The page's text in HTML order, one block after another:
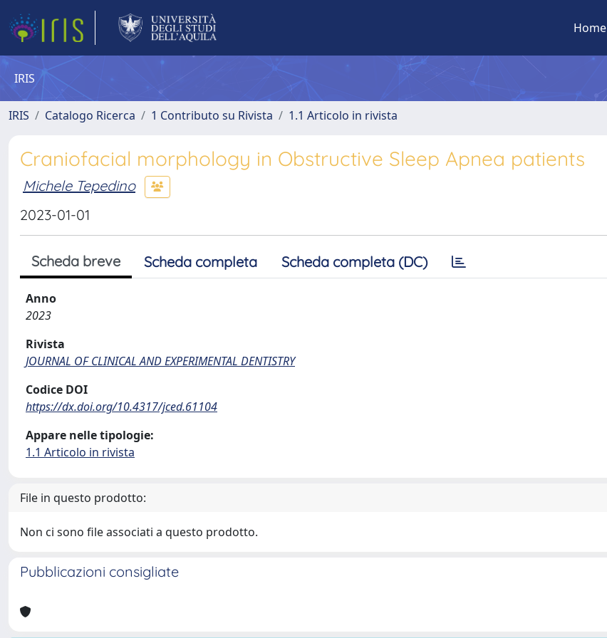
Home
IRIS
IRIS Catalogo Ricerca 1 Contributo su Rivista 1.1 Articolo in rivista
Craniofacial morphology in Obstructive Sleep Apnea patients
Michele Tepedino
2023-01-01
Scheda breve Scheda completa Scheda completa (DC)
Anno
2023
Rivista
JOURNAL OF CLINICAL AND EXPERIMENTAL DENTISTRY
Codice DOI
https://dx.doi.org/10.4317/jced.61104
Appare nelle tipologie:
1.1 Articolo in rivista
File in questo prodotto:
Non ci sono file associati a questo prodotto.
Pubblicazioni consigliate